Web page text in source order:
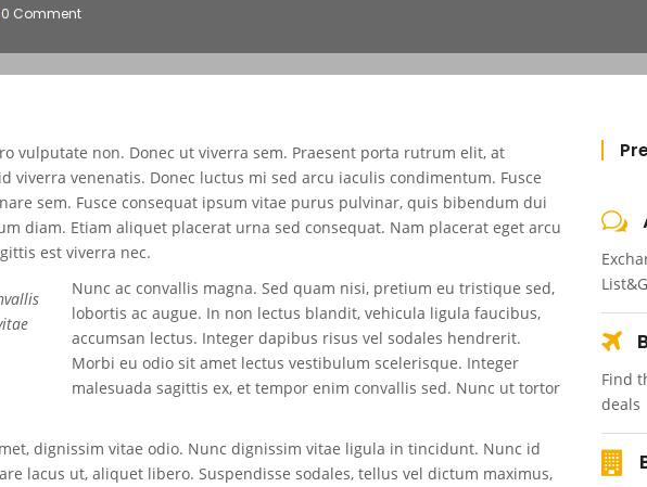
0 Comment
vulputate non. Donec ut viverra sem. Praesent porta rutrum elit, at
venenatis. Donec luctus mi sed arcu iaculis condimentum. Fusce
sem. Fusce consequat ipsum vitae purus pulvinar, quis bibendum dui
diam. Etiam aliquet placerat urna sed consequat. Nam placerat eget arcu
est viverra nec.
Nunc ac convallis magna. Sed quam nisi, pretium eu tristique sed,
lobortis ac augue. In non lectus blandit, vehicula ligula faucibus,
accumsan lectus. Integer dapibus risus vel sodales hendrerit.
Morbi eu odio sit amet lectus vestibulum scelerisque. Integer
malesuada sagittis ex, et tempor enim convallis sed. Nunc ut tortor
dignissim vitae odio. Nunc dignissim vitae ligula in tincidunt. Nunc id
lacus ut, aliquet libero. Suspendisse sodales, tellus vel dictum maximus,
Find
deals